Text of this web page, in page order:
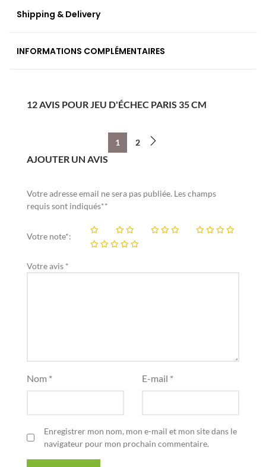
Shipping & Delivery
INFORMATIONS COMPLÉMENTAIRES
12 AVIS POUR JEU D'ÉCHEC PARIS 35 CM
1 2
AJOUTER UN AVIS
Votre adresse email ne sera pas publiée. Les champs
requis sont indiqués**
Votre note*:
Votre avis *
Nom * E-mail *
Enregistrer mon nom, mon e-mail et mon site dans le
navigateur pour mon prochain commentaire.